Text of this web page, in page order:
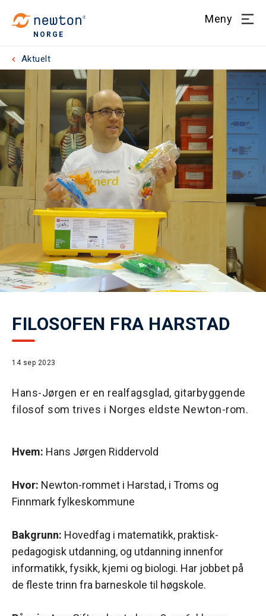
NORGE
Meny
Aktuelt
FILOSOFEN FRA HARSTAD
14 sep 2023
Hans-Jørgen er en realfagsglad, gitarbyggende
filosof som trives i Norges eldste Newton-rom.
Hvem: Hans Jørgen Riddervold
Hvor: Newton-rommet i Harstad, i Troms og
Finnmark fylkeskommune
Bakgrunn: Hovedfag i matematikk, praktisk-
pedagogisk utdanning, og utdanning innenfor
informatikk, fysikk, kjemi og biologi. Har jobbet på
de fleste trinn fra barneskole til høgskole.